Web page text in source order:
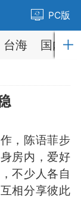
PC版
台海 国内
，陈语菲步
房内，爱好
不少人各自
相分享彼此